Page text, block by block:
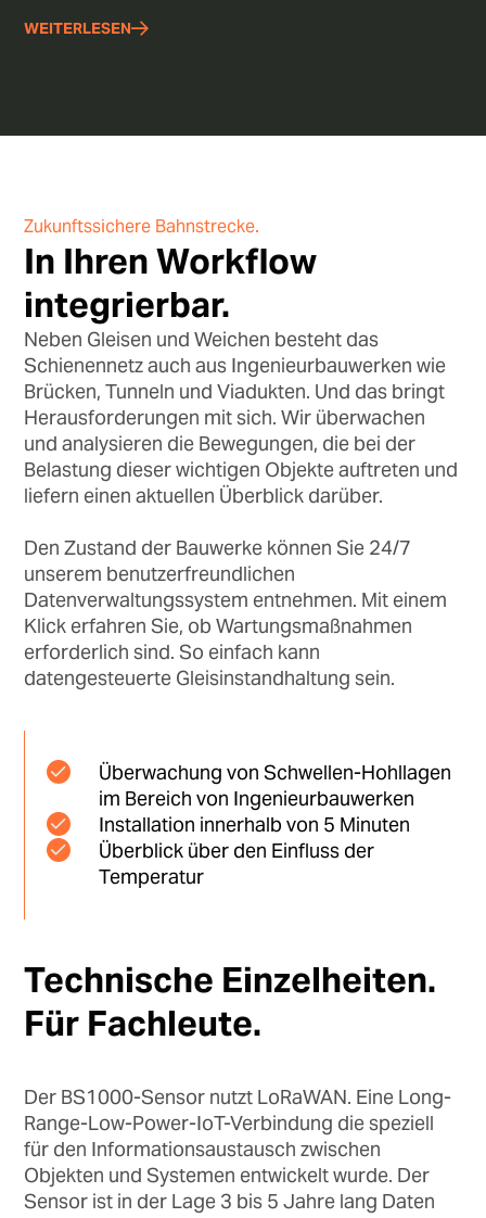
WEITERLESEN
Zukunftssichere Bahnstrecke.
In Ihren Workflow
integrierbar.
Neben Gleisen und Weichen besteht das
Schienennetz auch aus Ingenieurbauwerken wie
Brücken, Tunneln und Viadukten. Und das bringt
Herausforderungen mit sich. Wir überwachen
und analysieren die Bewegungen, die bei der
Belastung dieser wichtigen Objekte auftreten und
liefern einen aktuellen Überblick darüber.
Den Zustand der Bauwerke können Sie 24/7
unserem benutzerfreundlichen
Datenverwaltungssystem entnehmen. Mit einem
Klick erfahren Sie, ob Wartungsmaßnahmen
erforderlich sind. So einfach kann
datengesteuerte Gleisinstandhaltung sein.
Überwachung von Schwellen-Hohllagen
im Bereich von Ingenieurbauwerken
Installation innerhalb von 5 Minuten
Überblick über den Einfluss der
Temperatur
Technische Einzelheiten.
Für Fachleute.
Der BS1000-Sensor nutzt LoRaWAN. Eine Long-
Range-Low-Power-IoT-Verbindung die speziell
für den Informationsaustausch zwischen
Objekten und Systemen entwickelt wurde. Der
Sensor ist in der Lage 3 bis 5 Jahre lang Daten